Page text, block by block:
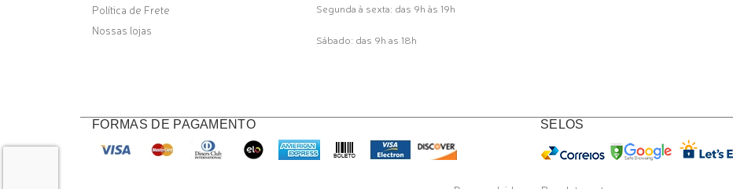
Política de Frete
Nossas lojas
Segunda à sexta: das 9h às 19h
Sábado: das 9h as 18h
FORMAS DE PAGAMENTO SELOS